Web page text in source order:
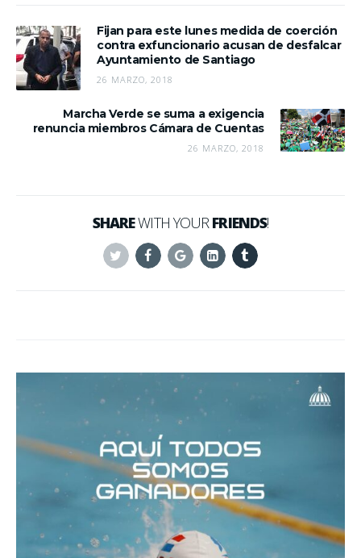
Fijan para este lunes medida de coerción
contra exfuncionario acusan de desfalcar
Ayuntamiento de Santiago
26 MARZO, 2018
Marcha Verde se suma a exigencia
renuncia miembros Cámara de Cuentas
26 MARZO, 2018
SHAREWITH YOURFRIENDS!